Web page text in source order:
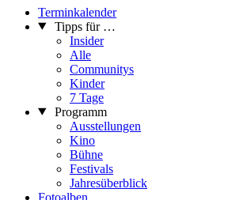
Terminkalender
Tipps für …
Insider
Alle
Communitys
Kinder
7 Tage
Programm
Ausstellungen
Kino
Bühne
Festivals
Jahresüberblick
Fotoalben